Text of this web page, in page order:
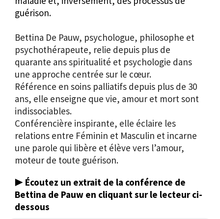
guérison.
Bettina De Pauw, psychologue, philosophe et
psychothérapeute, relie depuis plus de
quarante ans spiritualité et psychologie dans
une approche centrée sur le cœur.
Référence en soins palliatifs depuis plus de 30
ans, elle enseigne que vie, amour et mort sont
indissociables.
Conférencière inspirante, elle éclaire les
relations entre Féminin et Masculin et incarne
une parole qui libère et élève vers l’amour,
moteur de toute guérison.
▶️ Écoutez un extrait de la conférence de
Bettina de Pauw en cliquant sur le lecteur ci-
dessous